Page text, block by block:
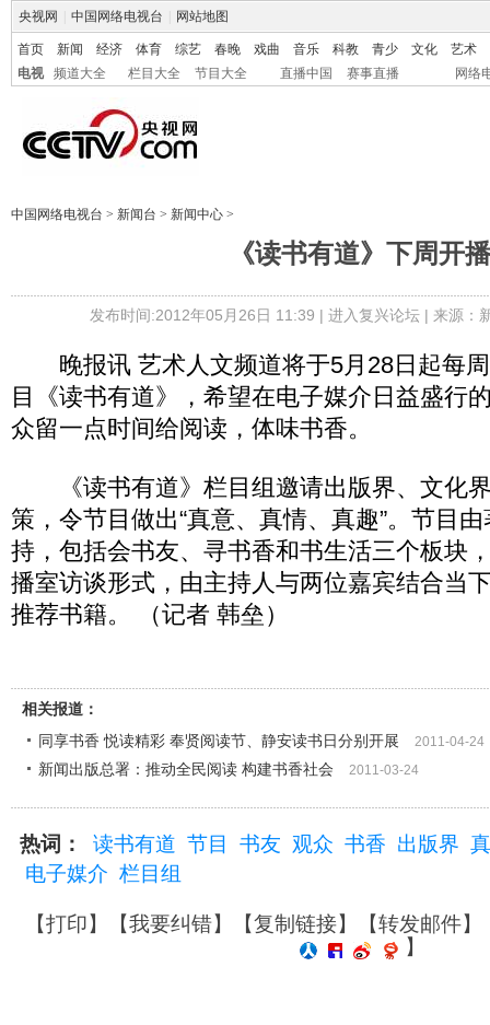
央视网 中国网络电视台 网站地图
首页 新闻 经济 体育 综艺 春晚 戏曲 音乐 科教 青少 文化
艺术
电视
频道大全 栏目大全 节目大全 直播中国 赛事直播 网络
中国网络电视台 > 新闻台 > 新闻中心 >
《读书有道》下周开播
发布时间:2012年05月26日 11:39 | 进入复兴论坛| 来源：
晚报讯 艺术人文频道将于5月28日起每周
目《读书有道》，希望在电子媒介日益盛行
众留一点时间给阅读，体味书香。
《读书有道》栏目组邀请出版界、文化
策，令节目做出“真意、真情、真趣”。节目
持，包括会书友、寻书香和书生活三个板块
播室访谈形式，由主持人与两位嘉宾结合当
推荐书籍。 （记者 韩垒）
相关报道：
同享书香 悦读精彩 奉贤阅读节、静安读书日分别开展
2011-04-24
新闻出版总署：推动全民阅读 构建书香社会 2011-03-24
热词： 读书有道 节目 书友 观众 书香 出版界
电子媒介 栏目组
【打印】【我要纠错】【复制链接】【转发邮件】
】